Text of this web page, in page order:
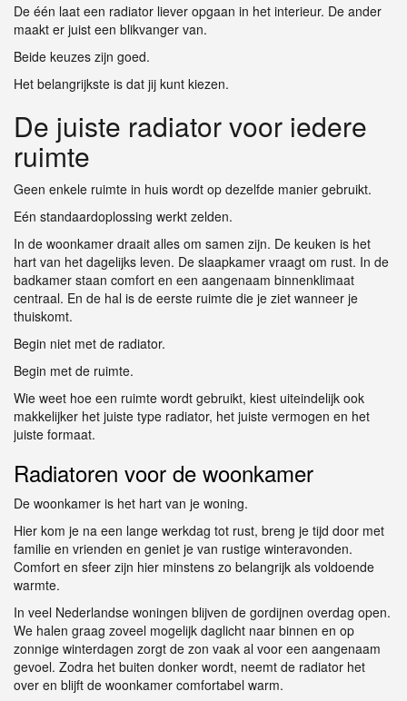
De één laat een radiator liever opgaan in het interieur. De ander
maakt er juist een blikvanger van.
Beide keuzes zijn goed.
Het belangrijkste is dat jij kunt kiezen.
De juiste radiator voor iedere
ruimte
Geen enkele ruimte in huis wordt op dezelfde manier gebruikt.
Eén standaardoplossing werkt zelden.
In de woonkamer draait alles om samen zijn. De keuken is het
hart van het dagelijks leven. De slaapkamer vraagt om rust. In de
badkamer staan comfort en een aangenaam binnenklimaat
centraal. En de hal is de eerste ruimte die je ziet wanneer je
thuiskomt.
Begin niet met de radiator.
Begin met de ruimte.
Wie weet hoe een ruimte wordt gebruikt, kiest uiteindelijk ook
makkelijker het juiste type radiator, het juiste vermogen en het
juiste formaat.
Radiatoren voor de woonkamer
De woonkamer is het hart van je woning.
Hier kom je na een lange werkdag tot rust, breng je tijd door met
familie en vrienden en geniet je van rustige winteravonden.
Comfort en sfeer zijn hier minstens zo belangrijk als voldoende
warmte.
In veel Nederlandse woningen blijven de gordijnen overdag open.
We halen graag zoveel mogelijk daglicht naar binnen en op
zonnige winterdagen zorgt de zon vaak al voor een aangenaam
gevoel. Zodra het buiten donker wordt, neemt de radiator het
over en blijft de woonkamer comfortabel warm.